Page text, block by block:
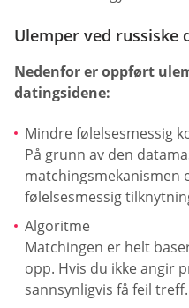
Ulemper ved russiske
Nedenfor er oppført
datingsidene:
Mindre følelsesmessig
På grunn av den
matchingsmekanismen
følelsesmessig
Algoritme
Matchingen er helt
opp. Hvis du ikke angir
sannsynligvis få feil treff.